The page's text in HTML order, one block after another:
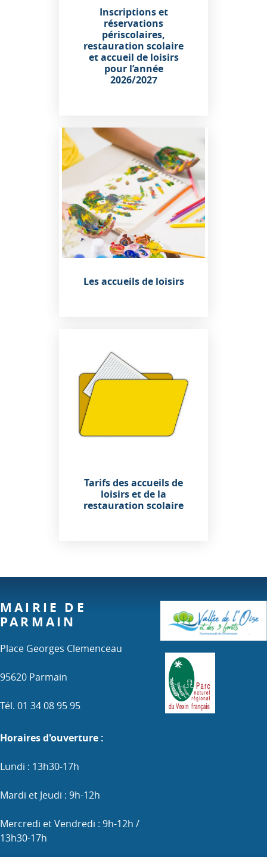
Inscriptions et
réservations
périscolaires,
restauration scolaire
et accueil de loisirs
pour l’année
2026/2027
Les accueils de loisirs
Tarifs des accueils de
loisirs et de la
restauration scolaire
MAIRIE DE
PARMAIN
Place Georges Clemenceau
95620 Parmain
Tél. 01 34 08 95 95
Horaires d'ouverture :
Lundi : 13h30-17h
Mardi et Jeudi : 9h-12h
Mercredi et Vendredi : 9h-12h /
13h30-17h